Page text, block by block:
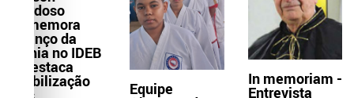
Cardoso
comemora
avanço da
Bahia no IDEB
e destaca
mobilização Equipe
In memoriam -
Entrevista